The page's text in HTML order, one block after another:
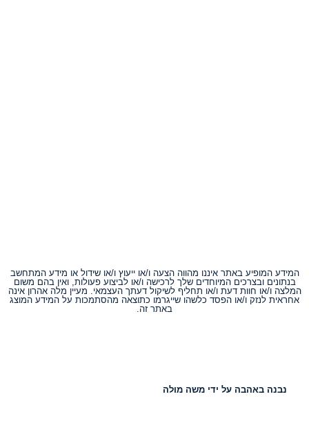
המידע המופיע באתר איננו מהווה הצעה ו/או ייעוץ ו/או שידול או מידע המתחשב
בנתונים ובצרכים המיוחדים שלך לרכישה ו/או לביצוע פעולות, ואין בהם משום
המלצה ו/או חוות דעת ו/או תחליף לשיקול דעתך העצמאי. מעיין מלה אהרון אינה
אחראית לנזק ו/או הפסד כלשהו שייגרמו כתוצאה מהסתמכות על המידע המוצג
באתר זה.
נבנה באהבה על ידי משה מולה